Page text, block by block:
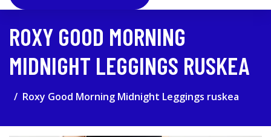
ROXY GOOD MORNING
MIDNIGHT LEGGINGS RUSKEA
Roxy Good Morning Midnight Leggings ruskea